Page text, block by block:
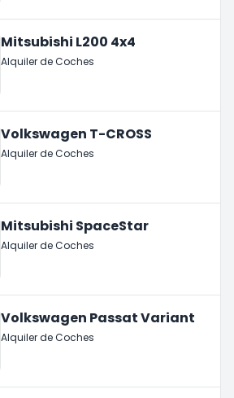
Mitsubishi L200 4x4
Alquiler de Coches
Volkswagen T-CROSS
Alquiler de Coches
Mitsubishi SpaceStar
Alquiler de Coches
Volkswagen Passat Variant
Alquiler de Coches